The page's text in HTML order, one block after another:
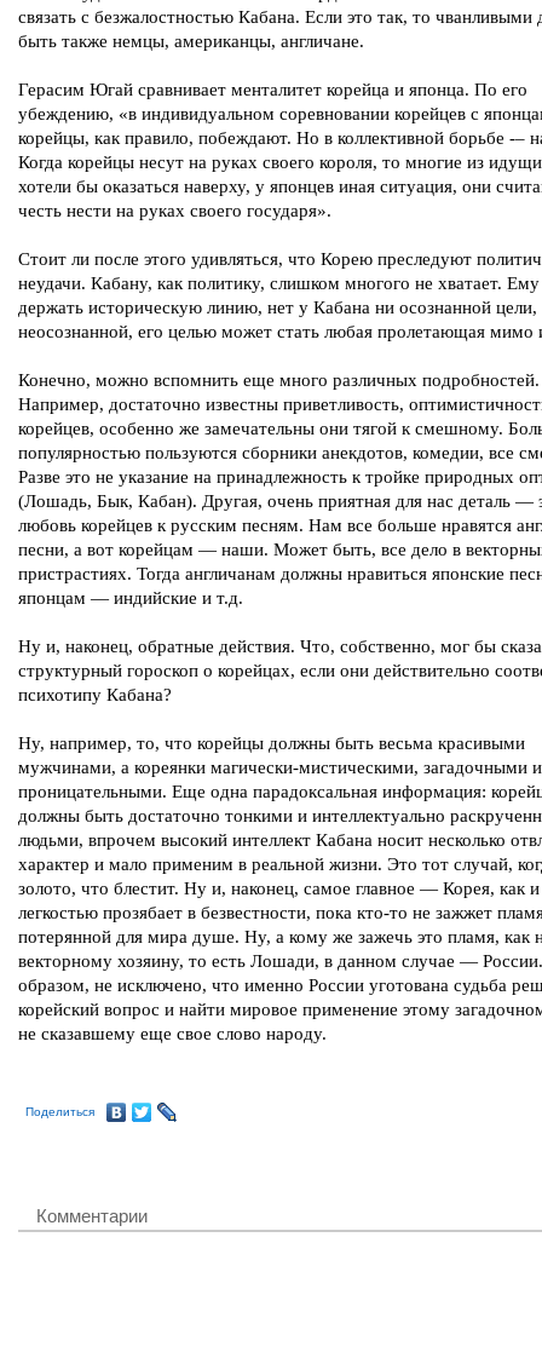
связать с безжалостностью Кабана. Если это так, то
быть также немцы, американцы, англичане.
Герасим Югай сравнивает менталитет корейца и японца. По его
убеждению, «в индивидуальном соревновании корейцев с
корейцы, как правило, побеждают. Но в коллективной борьбе -–
Когда корейцы несут на руках своего короля, то многие из
хотели бы оказаться наверху, у японцев иная ситуация, они
честь нести на руках своего государя».
Стоит ли после этого удивляться, что Корею преследуют
неудачи. Кабану, как политику, слишком многого не хватает.
держать историческую линию, нет у Кабана ни осознанной цели,
неосознанной, его целью может стать любая пролетающая мимо
Конечно, можно вспомнить еще много различных подробностей.
Например, достаточно известны приветливость,
корейцев, особенно же замечательны они тягой к смешному.
популярностью пользуются сборники анекдотов, комедии, все
Разве это не указание на принадлежность к тройке природных
(Лошадь, Бык, Кабан). Другая, очень приятная для нас деталь —
любовь корейцев к русским песням. Нам все больше нравятся
песни, а вот корейцам — наши. Может быть, все дело в
пристрастиях. Тогда англичанам должны нравиться японские
японцам — индийские и т.д.
Ну и, наконец, обратные действия. Что, собственно, мог бы
структурный гороскоп о корейцах, если они действительно
психотипу Кабана?
Ну, например, то, что корейцы должны быть весьма красивыми
мужчинами, а кореянки магически-мистическими, загадочными
проницательными. Еще одна парадоксальная информация:
должны быть достаточно тонкими и интеллектуально
людьми, впрочем высокий интеллект Кабана носит несколько
характер и мало применим в реальной жизни. Это тот случай,
золото, что блестит. Ну и, наконец, самое главное — Корея, как
легкостью прозябает в безвестности, пока кто-то не зажжет
потерянной для мира душе. Ну, а кому же зажечь это пламя, как
векторному хозяину, то есть Лошади, в данном случае —
образом, не исключено, что именно России уготована судьба
корейский вопрос и найти мировое применение этому
не сказавшему еще свое слово народу.
Поделиться
Комментарии